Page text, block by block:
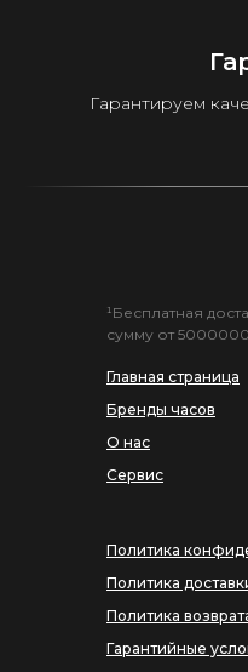
Гарантируем
Главная страница
Бренды часов
О нас
Сервис
¹Бесплатная
сумму от
Политика
Политика
Политика
Гарантийные